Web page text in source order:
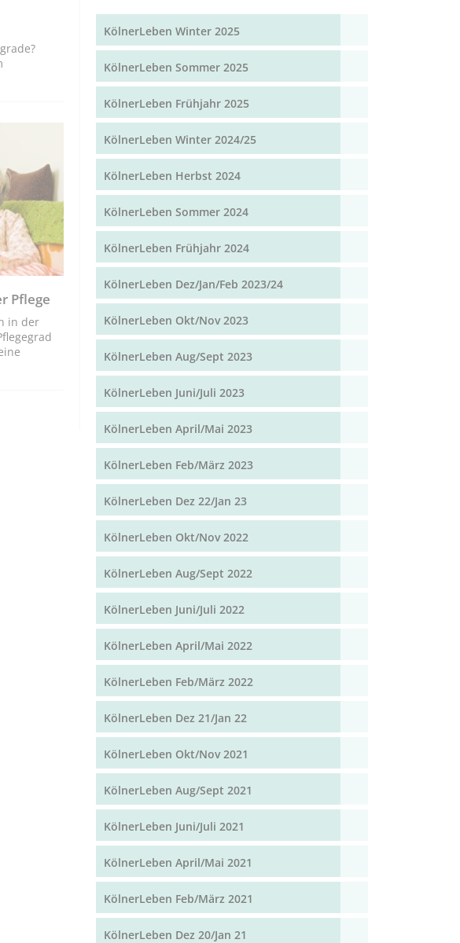
Pflege
in der
KölnerLeben Winter 2025
KölnerLeben Sommer 2025
KölnerLeben Frühjahr 2025
KölnerLeben Winter 2024/25
KölnerLeben Herbst 2024
KölnerLeben Sommer 2024
KölnerLeben Frühjahr 2024
KölnerLeben Dez/Jan/Feb 2023/24
KölnerLeben Okt/Nov 2023
KölnerLeben Aug/Sept 2023
KölnerLeben Juni/Juli 2023
KölnerLeben April/Mai 2023
KölnerLeben Feb/März 2023
KölnerLeben Dez 22/Jan 23
KölnerLeben Okt/Nov 2022
KölnerLeben Aug/Sept 2022
KölnerLeben Juni/Juli 2022
KölnerLeben April/Mai 2022
KölnerLeben Feb/März 2022
KölnerLeben Dez 21/Jan 22
KölnerLeben Okt/Nov 2021
KölnerLeben Aug/Sept 2021
KölnerLeben Juni/Juli 2021
KölnerLeben April/Mai 2021
KölnerLeben Feb/März 2021
KölnerLeben Dez 20/Jan 21